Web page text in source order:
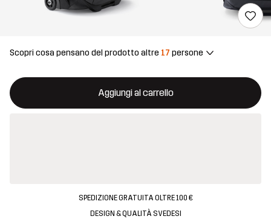
Scopri cosa pensano del prodotto altre 17 persone
Aggiungi al carrello
Questo tasto aprirà una finestra modale per confermare un
{{size}} non disponibile
SPEDIZIONE GRATUITA OLTRE 100 €
DESIGN & QUALITÀ SVEDESI